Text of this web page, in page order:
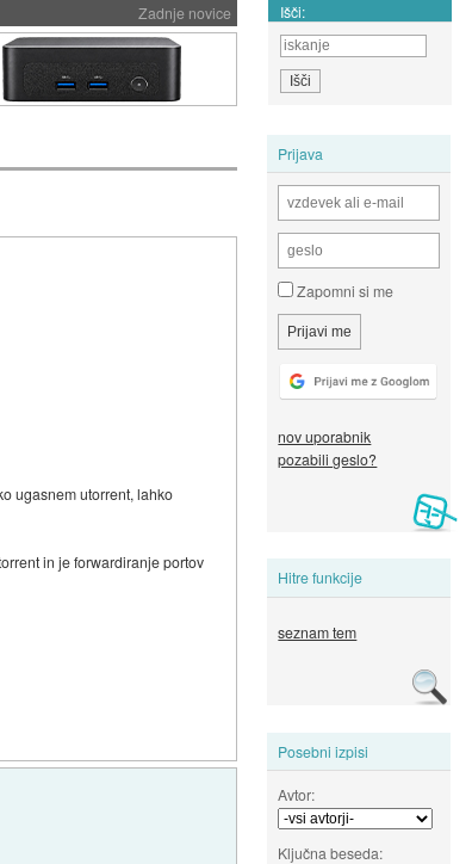
Zadnje novice Išči:
Prijava
Zapomni si me
nov uporabnik
pozabili geslo?
Hitre funkcije
seznam tem
Posebni izpisi
Avtor:
Ključna beseda:
ugasnem utorrent, lahko
in je forwardiranje portov